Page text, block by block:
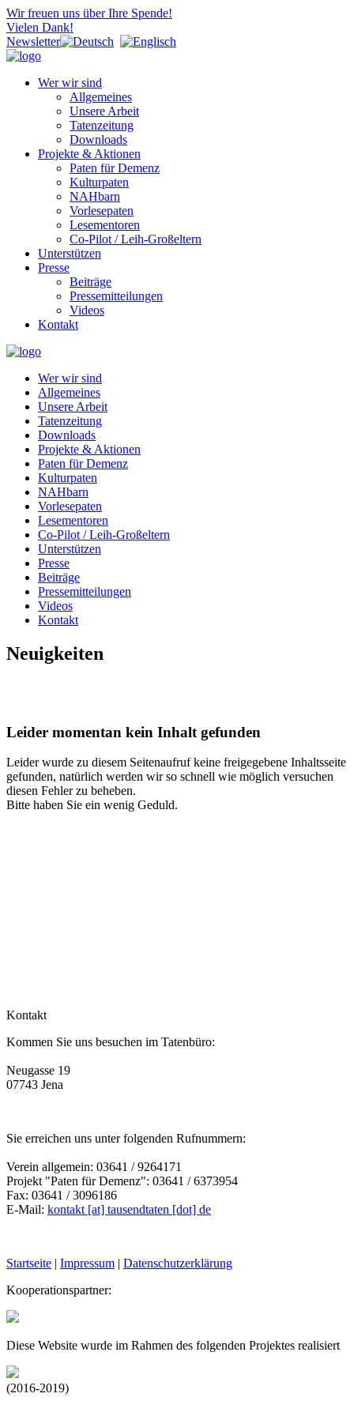
Wir freuen uns über Ihre Spende!
Vielen Dank!
Newsletter
Wer wir sind
Allgemeines
Unsere Arbeit
Tatenzeitung
Downloads
Projekte & Aktionen
Paten für Demenz
Kulturpaten
NAHbarn
Vorlesepaten
Lesementoren
Co-Pilot / Leih-Großeltern
Unterstützen
Presse
Beiträge
Pressemitteilungen
Videos
Kontakt
Wer wir sind
Allgemeines
Unsere Arbeit
Tatenzeitung
Downloads
Projekte & Aktionen
Paten für Demenz
Kulturpaten
NAHbarn
Vorlesepaten
Lesementoren
Co-Pilot / Leih-Großeltern
Unterstützen
Presse
Beiträge
Pressemitteilungen
Videos
Kontakt
Neuigkeiten
Leider momentan kein Inhalt gefunden
Leider wurde zu diesem Seitenaufruf keine freigegebene Inhaltsseite
gefunden, natürlich werden wir so schnell wie möglich versuchen
diesen Fehler zu beheben.
Bitte haben Sie ein wenig Geduld.
Kontakt
Kommen Sie uns besuchen im Tatenbüro:
Neugasse 19
07743 Jena
Sie erreichen uns unter folgenden Rufnummern:
Verein allgemein: 03641 / 9264171
Projekt "Paten für Demenz": 03641 / 6373954
Fax: 03641 / 3096186
E-Mail: kontakt [at] tausendtaten [dot] de
Startseite | Impressum | Datenschutzerklärung
Kooperationspartner:
Diese Website wurde im Rahmen des folgenden Projektes realisiert
(2016-2019)